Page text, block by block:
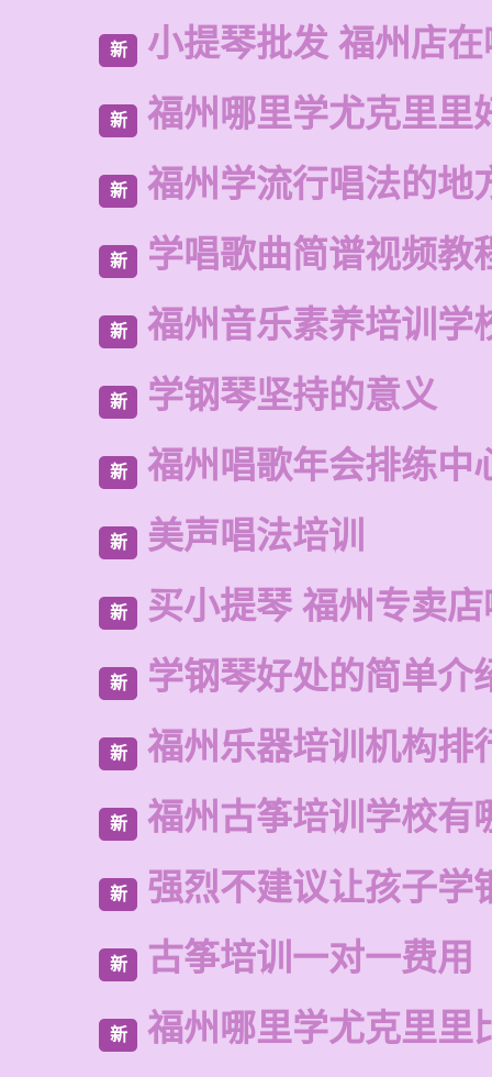
新 小提琴批发 福州店
新 福州哪里学尤克里里
新 福州学流行唱法的地
新 学唱歌曲简谱视频教
新 福州音乐素养培训学
新 学钢琴坚持的意义
新 福州唱歌年会排练中
新 美声唱法培训
新 买小提琴 福州专卖
新 学钢琴好处的简单介
新 福州乐器培训机构排
新 福州古筝培训学校有
新 强烈不建议让孩子学
新 古筝培训一对一费用
新 福州哪里学尤克里里